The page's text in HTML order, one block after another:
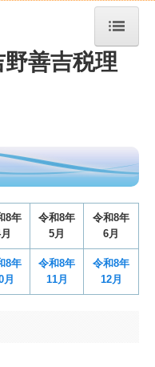
8年
令和8年
5月
令和8年
6月
8年
月
令和8年
11月
令和8年
12月